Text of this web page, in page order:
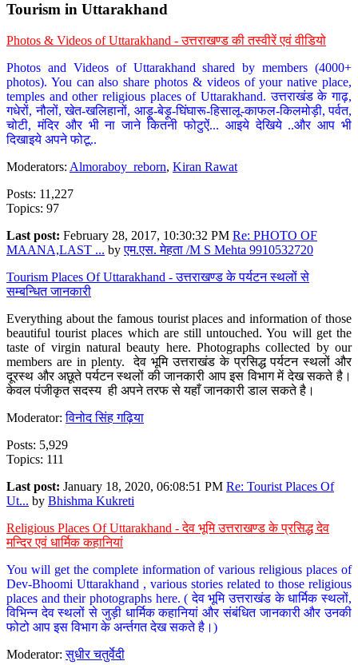
Tourism in Uttarakhand
Photos & Videos of Uttarakhand - उत्तराखण्ड की तस्वीरें एवं वीडियो
Photos and Videos of Uttarakhand shared by members (4000+
photos). You can also share photos & videos of your native place,
temples and other religious places of Uttarakhand. उत्तराखंड के गाढ़,
गधेरों, नौलों, खेत-खलिहानों, आड़ू-बेड़ू-घिंघारू-हिसालू-काफल-किलमोड़ी, पर्वत,
चोटी, मंदिर और भी ना जाने कितनी फोटुऐं... आइये देखिये ..और आप भी
दिखाइये अपने फोटू..
Moderators: Almoraboy_reborn, Kiran Rawat
Posts: 11,227
Topics: 97
Last post: February 28, 2017, 10:30:32 PM Re: PHOTO OF
MAANA,LAST ... byएम.एस. मेहता /M S Mehta 9910532720
Tourism Places Of Uttarakhand - उत्तराखण्ड के पर्यटन स्थलों से
सम्बन्धित जानकारी
Everything about the famous tourist places and information of those
beautiful tourist places which are still untouched. You will get the
taste of virgin natural beauty here. Photographs collected by our
members are in plenty. देव भूमि उत्तराखंड के प्रसिद्ध पर्यटन स्थलों और
दूरस्थ और अछूते पर्यटन स्थलों की जानकारी आप इस विभाग में देख सकते है।
केवल पंजीकृत सदस्य ही अपने तरफ से यहाँ जानकारी डाल सकते है।
Moderator:विनोद सिंह गढ़िया
Posts: 5,929
Topics: 111
Last post: January 18, 2020, 06:08:51 PM Re: Tourist Places Of
Ut... by Bhishma Kukreti
Religious Places Of Uttarakhand - देव भूमि उत्तराखण्ड के प्रसिद्ध देव
मन्दिर एवं धार्मिक कहानियां
You will get the complete information of various religious places of
Dev-Bhoomi Uttarakhand , various stories related to those religious
places and their photographs here. ( देव भूमि उत्तराखंड के धार्मिक स्थलों,
विभिन्न देव स्थलों से जुड़ी धार्मिक कहानियां और संबंधित जानकारी और उनकी
फोटो आप इस विभाग के अर्न्तगत देख सकते है।)
Moderator:सुधीर चतुर्वेदी